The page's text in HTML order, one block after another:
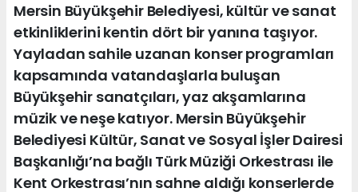
Mersin Büyükşehir Belediyesi, kültür ve sanat
etkinliklerini kentin dört bir yanına taşıyor.
Yayladan sahile uzanan konser programları
kapsamında vatandaşlarla buluşan
Büyükşehir sanatçıları, yaz akşamlarına
müzik ve neşe katıyor. Mersin Büyükşehir
Belediyesi Kültür, Sanat ve Sosyal İşler Dairesi
Başkanlığı’na bağlı Türk Müziği Orkestrası ile
Kent Orkestrası’nın sahne aldığı konserlerde